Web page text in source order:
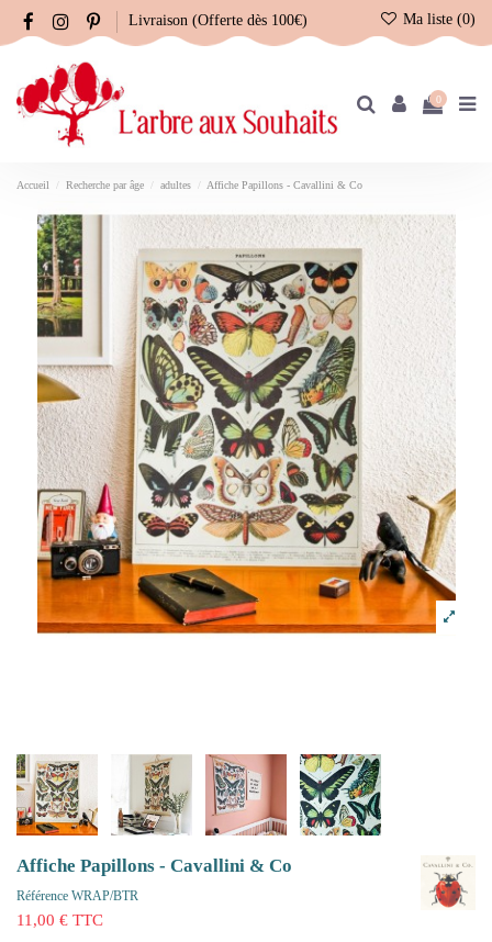
Livraison (Offerte dès 100€) Ma liste (0)
0
Accueil Recherche par âge adultes Affiche Papillons - Cavallini & Co
Affiche Papillons - Cavallini & Co
Référence WRAP/BTR
11,00 € TTC